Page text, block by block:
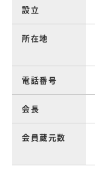
設立
所在地
電話番号
会長
会員蔵元数